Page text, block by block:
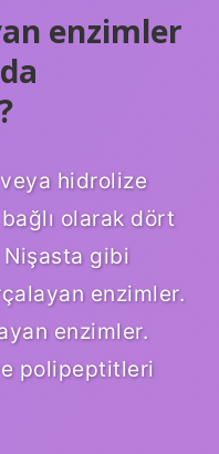
enzimler
hidrolize
olarak dört
Nişasta gibi
enzimler.
enzimler.
polipeptitleri